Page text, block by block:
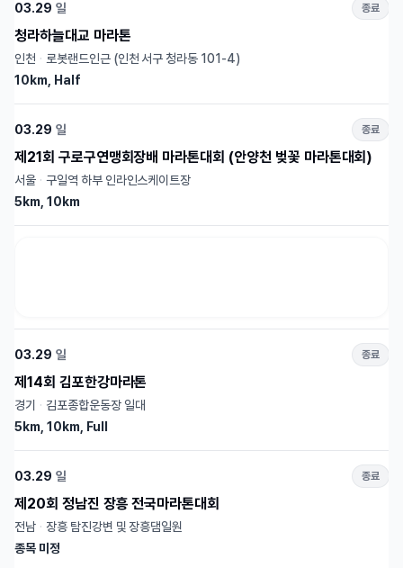
03.29 일 종료
청라하늘대교 마라톤
인천 · 로봇랜드인근 (인천 서구 청라동 101-4)
10km, Half
03.29 일 종료
제21회 구로구연맹회장배 마라톤대회 (안양천 벚꽃 마라톤대회)
서울 · 구일역 하부 인라인스케이트장
5km, 10km
03.29 일 종료
제14회 김포한강마라톤
경기 · 김포종합운동장 일대
5km, 10km, Full
03.29 일 종료
제20회 정남진 장흥 전국마라톤대회
전남 · 장흥 탐진강변 및 장흥댐일원
종목 미정